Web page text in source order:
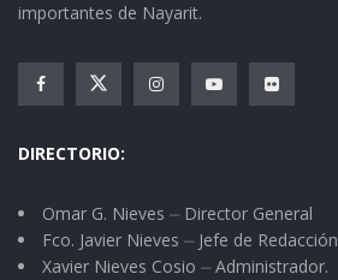
importantes de Nayarit.
DIRECTORIO:
Omar G. Nieves ⏤ Director General
Fco. Javier Nieves ⏤ Jefe de Redacción
Xavier Nieves Cosio ⏤ Administrador.